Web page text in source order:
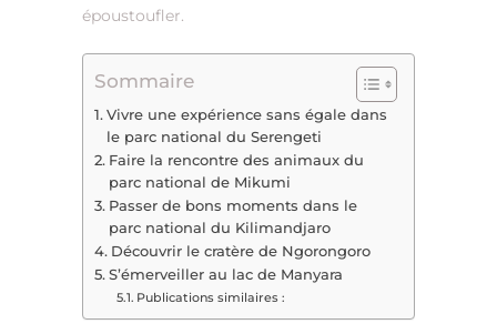
époustoufler.
Sommaire
Vivre une expérience sans égale dans
le parc national du Serengeti
Faire la rencontre des animaux du
parc national de Mikumi
Passer de bons moments dans le
parc national du Kilimandjaro
Découvrir le cratère de Ngorongoro
S’émerveiller au lac de Manyara
Publications similaires :